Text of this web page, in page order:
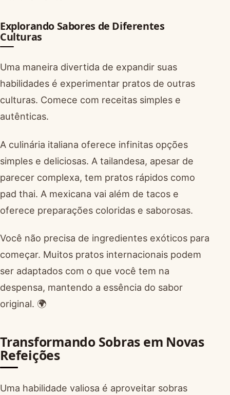
Explorando Sabores de Diferentes
Culturas
Uma maneira divertida de expandir suas
habilidades é experimentar pratos de outras
culturas. Comece com receitas simples e
autênticas.
A culinária italiana oferece infinitas opções
simples e deliciosas. A tailandesa, apesar de
parecer complexa, tem pratos rápidos como
pad thai. A mexicana vai além de tacos e
oferece preparações coloridas e saborosas.
Você não precisa de ingredientes exóticos para
começar. Muitos pratos internacionais podem
ser adaptados com o que você tem na
despensa, mantendo a essência do sabor
original. 🌍
Transformando Sobras em Novas
Refeições
Uma habilidade valiosa é aproveitar sobras